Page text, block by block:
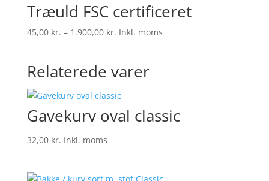
Træuld FSC certificeret
45,00 kr. – 1.900,00 kr.Prisinterval:
1.900,00 kr.
Inkl. moms
Relaterede varer
Gavekurv oval classic
32,00 kr. Inkl. moms